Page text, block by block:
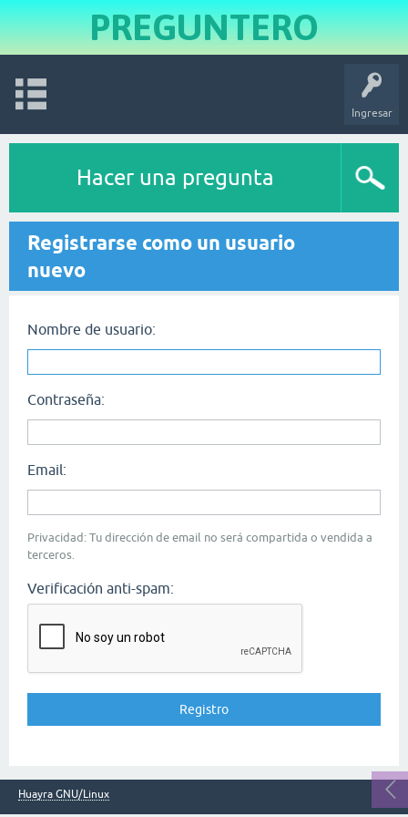
PREGUNTERO
Ingresar
Hacer una pregunta
Registrarse como un usuario
nuevo
Nombre de usuario:
Contraseña:
Email:
Privacidad: Tu dirección de email no será compartida o vendida a
terceros.
Verificación anti-spam:
Huayra GNU/Linux